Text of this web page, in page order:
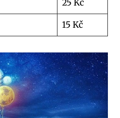
25 Kč
15 Kč